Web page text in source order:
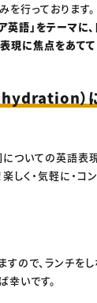
ナル×つながる×メデ
行っております。
英語」をテーマに
現に焦点をあてて
）
ついての英語表
しく・気軽に・コ
ので、ランチを
いです。